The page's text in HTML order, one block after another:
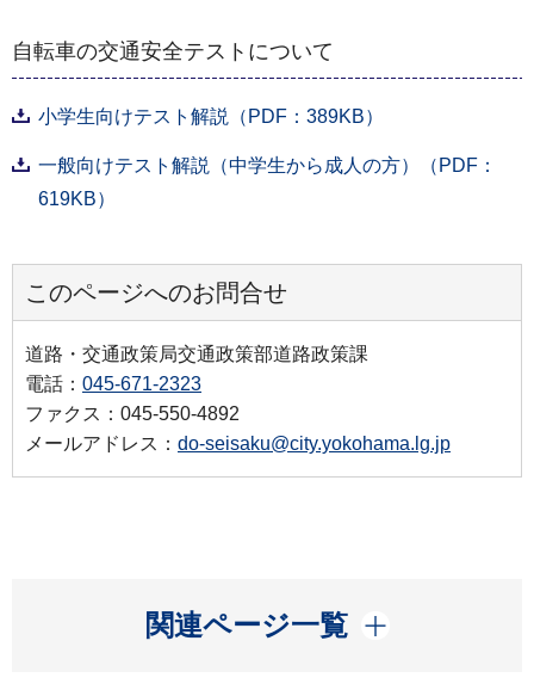
自転車の交通安全テストについて
小学生向けテスト解説（PDF：389KB）
一般向けテスト解説（中学生から成人の方）（PDF：
619KB）
このページへのお問合せ
道路・交通政策局交通政策部道路政策課
電話： 045-671-2323
ファクス：045-550-4892
メールアドレス： do-seisaku@city.yokohama.lg.jp
関連ページ一覧
開く